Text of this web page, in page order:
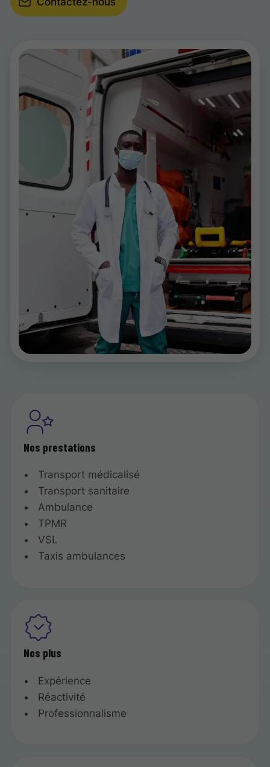
Nos prestations
Transport médicalisé
Transport sanitaire
Ambulance
TPMR
VSL
Taxis ambulances
Nos plus
Expérience
Réactivité
Professionnalisme